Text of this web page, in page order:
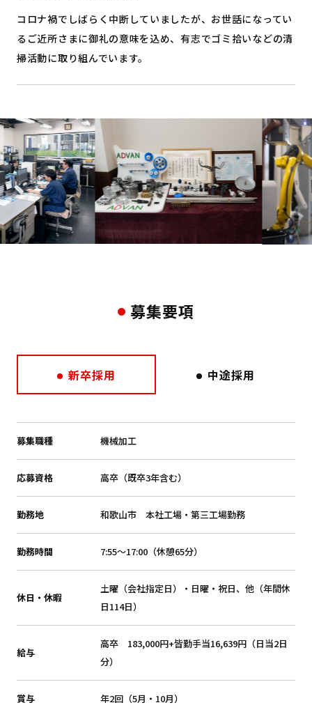
コロナ禍でしばらく中断していましたが、お世話になってい
るご近所さまに御礼の意味を込め、有志でゴミ拾いなどの清
掃活動に取り組んでいます。
募集要項
新卒採用 中途採用
募集職種 機械加工
応募資格 高卒（既卒3年含む）
勤務地 和歌山市 本社工場・第三工場勤務
勤務時間 7:55～17:00（休憩65分）
休日・休暇
土曜（会社指定日）・日曜・祝日、他（年間休
日114日）
給与
高卒 183,000円+皆勤手当16,639円（日当2日
分）
賞与 年2回（5月・10月）